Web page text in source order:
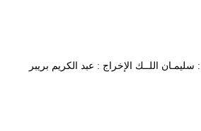
العرض : سليمـان اللــك الإخراج : عبد الكريم بريبر